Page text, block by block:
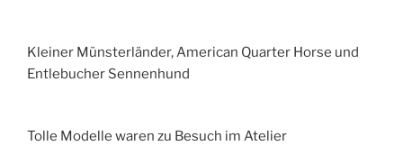
Kleiner Münsterländer, American Quarter Horse und
Entlebucher Sennenhund
Tolle Modelle waren zu Besuch im Atelier